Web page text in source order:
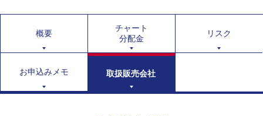
概要
チャート
分配金
リスク
お申込みメモ 取扱販売会社